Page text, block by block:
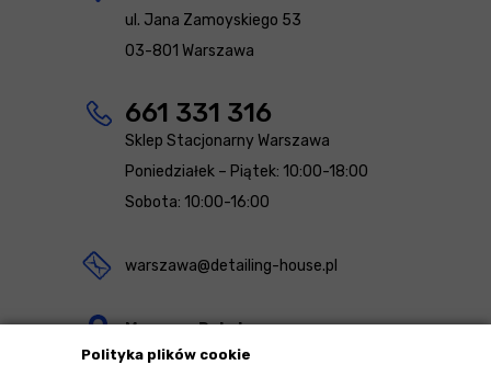
Polityka plików cookie
ul. Jana Zamoyskiego 53
03-801 Warszawa
661 331 316
Sklep Stacjonarny Warszawa
Poniedziałek – Piątek: 10:00-18:00
Sobota: 10:00-16:00
warszawa@detailing-house.pl
Magazyn Rekcin
Nomos Sp. z o.o. sp.k.